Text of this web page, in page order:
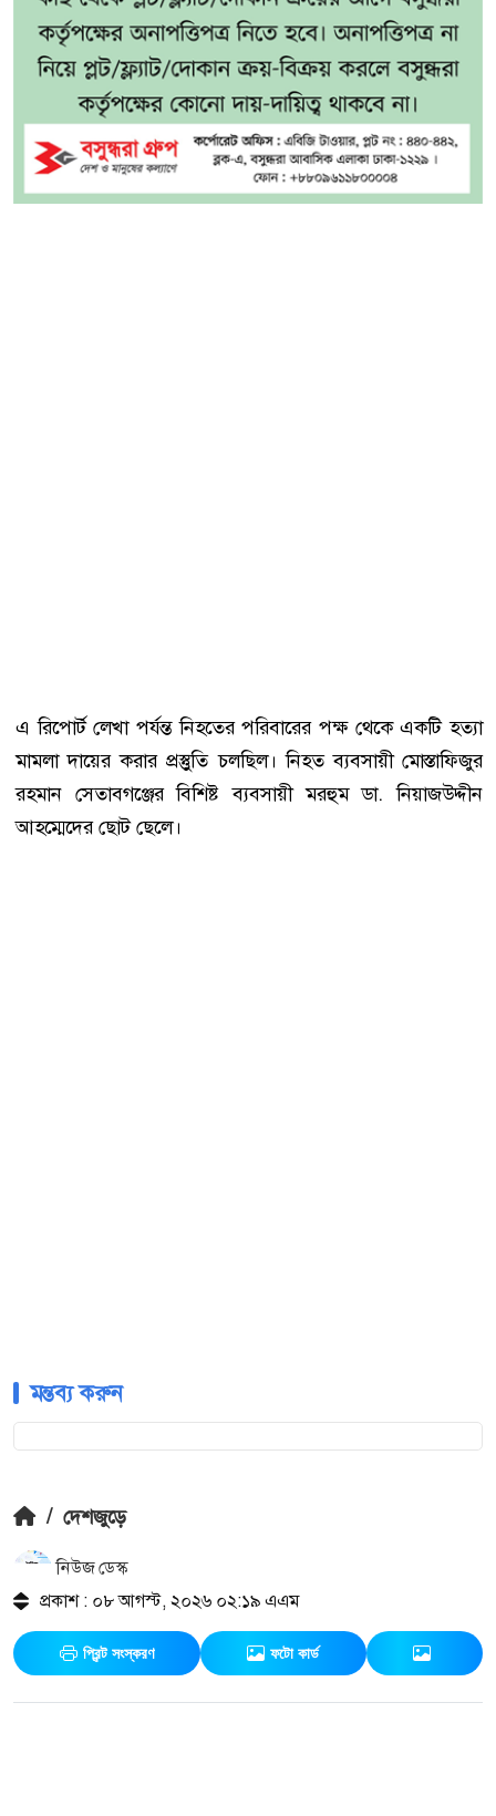
এ রিপোর্ট লেখা পর্যন্ত নিহতের পরিবারের পক্ষ থেকে একটি হত্যা
মামলা দায়ের করার প্রস্তুুতি চলছিল। নিহত ব্যবসায়ী মোস্তাফিজুর
রহমান সেতাবগঞ্জের বিশিষ্ট ব্যবসায়ী মরহুম ডা. নিয়াজউদ্দীন
আহম্মেদের ছোট ছেলে।
মন্তব্য করুন
/ দেশজুড়ে
নিউজ ডেস্ক
প্রকাশ : ০৮ আগস্ট, ২০২৬ ০২:১৯ এএম
প্রিন্ট সংস্করণ ফটো কার্ড